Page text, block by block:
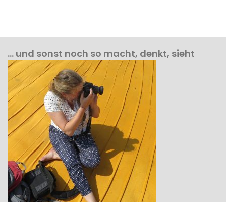
… und sonst noch so macht, denkt, sieht